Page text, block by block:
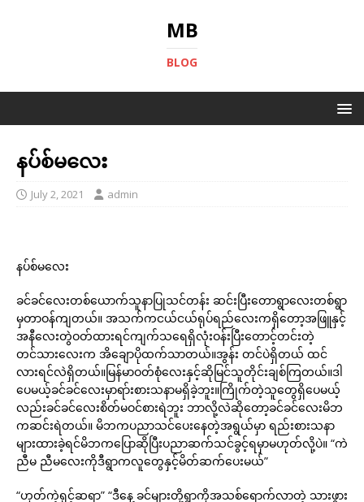
MB
BLOG
နပ်စ်မလေး
July 2, 2021 admin
နပ်စ်မလေး
ခင်ခင်လေးတစ်ယောက်သူနာပြုသင်တန်း ဆင်းပြီးတောရွာလေးတစ်ရွာ
မှတာဝန်ကျတယ်။ အသက်ကငယ်ငယ်ရုပ်ရည်လေးကရှိတော့အဖြူနှင့်
အနီလေးတွဲဝတ်ထားရင်ကျက်သရေရှိလုံးဝန်းပြီးတောင့်တင်းတဲ့
တင်သားလေးက အိချောပိုထက်သာတယ်။အွန်း တင်ပဲရှိတယ် ထင်
လားရင်လဲရှိတယ်။မြန်မာဝတ်စုံလေးနှင့်ဆိုမြင်သူတိုင်းချစ်ကြတယ်။ဒါ
ပေမယ့်ခင်ခင်လေးမှာရာ်းစားသနာမရှိခဲ့ဘူး။ကြိုက်တဲ့သူတွေရှိပေမယ့်
လည်းခင်ခင်လေးစိတ်မဝင်စားရဲဘူး ဘာလို့လဲဆိုတော့ခင်ခင်လေးမိဘ
ကဆင်းရဲတယ်။ မိဘကပညာသင်ပေးနေတဲ့အရွယ်မှာ ရည်းစားသနာ
များထားခဲ့ရင်မိဘကပြောဆိုပြီးပညာဆက်သင်ခွင့်ရမှာမဟုတ်လို့ပဲ။ “ကဲ
ညီမ ညီမလေးကိုဒီရွာကလူတွေနှင့်မိတ်ဆက်ပေးမယ်”
“ဟုတ်ကဲ့ရှင့်ဆရာ” “ဒီနေ့ ခင်များတို့ရွာကိုအသစ်ရောက်လာတဲ့ သားဖွား